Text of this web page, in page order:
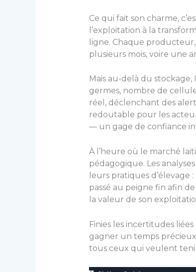
Ce qui fait son charme,
l’exploitation à la
ligne. Chaque
plusieurs mois, voire une
Mais au-delà du
germes, nombre de
réel, déclenchant des
redoutable pour les
— un gage de confiance
À l’heure où le marché
pédagogique. Les
leurs pratiques
passé au peigne fin afin
la valeur de son
Finies les incertitudes
gagner un temps
tous ceux qui veulent